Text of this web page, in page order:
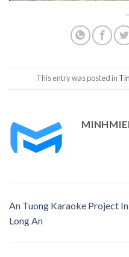
This entry was posted in
An Tuong Karaoke Project In
Long An